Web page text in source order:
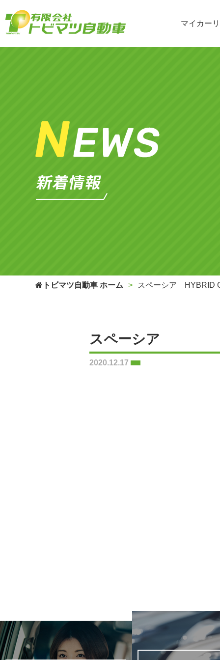
マイカー
トビマツ自動車 ホーム スペーシア HYBRID
スペーシア
2020.12.17